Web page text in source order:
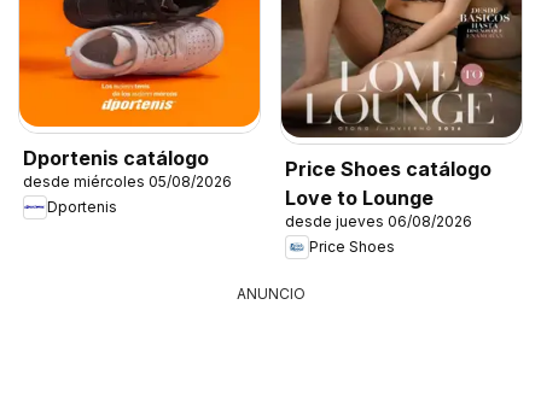
Dportenis catálogo
desde miércoles 05/08/2026
Dportenis
Price Shoes catálogo
Love to Lounge
desde jueves 06/08/2026
Price Shoes
ANUNCIO